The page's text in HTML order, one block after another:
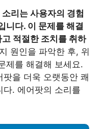
리는 사용자의 경험
니다. 이 문제를 해결
적절한 조치를 취하
원인을 파악한 후, 위
제를 해결해 보세요.
을 더욱 오랫동안 쾌
다. 에어팟의 소리를